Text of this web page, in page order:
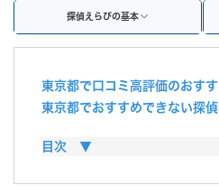
探偵えらびの基本
東京都で口コミ高評価のおす
東京都でおすすめできない探
東京都の探偵の料金・費用相場
探偵に浮気調査を依頼するメ
目次 ▼